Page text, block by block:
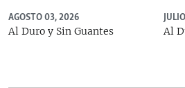
AGOSTO 03, 2026
Al Duro y Sin Guantes
Al